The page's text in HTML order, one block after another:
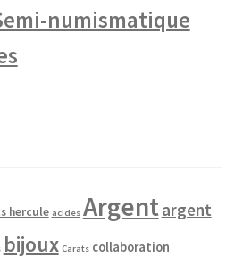
numismatique
hercule acides Argentargent
bijoux Carats collaboration